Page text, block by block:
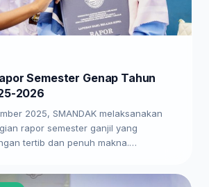
Semester Genap Tahun
2026
2025, SMANDAK melaksanakan
rapor semester ganjil yang
tertib dan penuh makna.…